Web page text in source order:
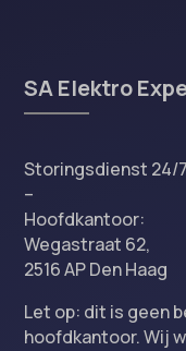
SA Elektro
Storingsdienst 24/
–
Hoofdkantoor:
Wegastraat 62,
2516 AP Den Haag
Let op: dit is geen
hoofdkantoor. Wij